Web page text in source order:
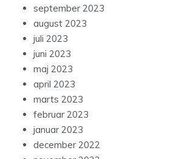
september 2023
august 2023
juli 2023
juni 2023
maj 2023
april 2023
marts 2023
februar 2023
januar 2023
december 2022